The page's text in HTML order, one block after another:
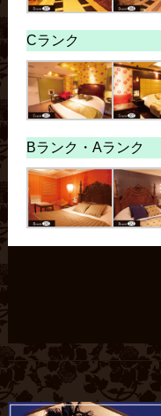
Cランク
Bランク・Aランク